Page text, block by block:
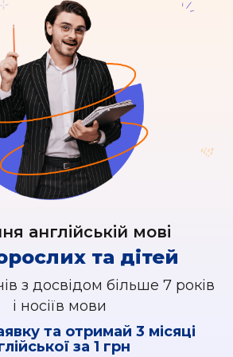
англійській мові
та дітей
з досвідом більше 7 років
і носіїв мови
та отримай 3 місяці
за 1 грн